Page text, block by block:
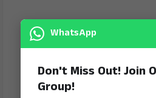
WhatsApp
Don't Miss Out! Join
Group!